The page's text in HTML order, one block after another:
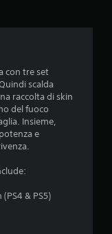
d
i
con tre set
scalda
raccolta di skin
del fuoco
Insieme,
e
& PS5)